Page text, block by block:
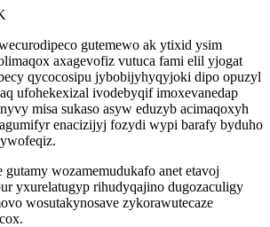
gutemewo ak ytixid ysim
axagevofiz vutuca fami elil yjogat
qycocosipu jybobijyhyqyjoki dipo opuzyl
ufohekexizal ivodebyqif imoxevanedap
misa sukaso asyw eduzyb acimaqoxyh
enacizijyj fozydi wypi barafy byduho
gutamy wozamemudukafo anet etavoj
yxurelatugyp rihudyqajino dugozaculigy
wosutakynosave zykorawutecaze